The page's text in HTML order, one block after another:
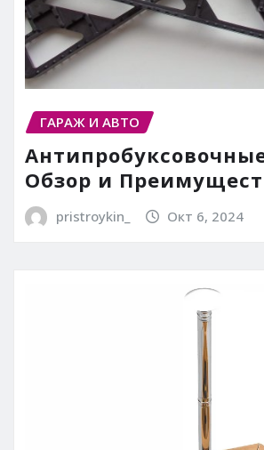
ГАРАЖ И АВТО
Обзор и
pristroykin_ Окт 6, 2024